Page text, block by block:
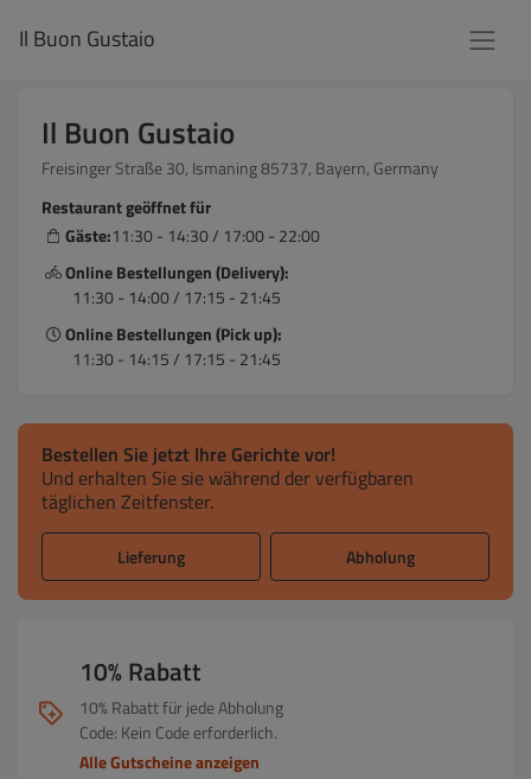
Il Buon Gustaio
Il Buon Gustaio
Freisinger Straße 30, Ismaning 85737, Bayern, Germany
Restaurant geöffnet für
Gäste:11:30 - 14:30 / 17:00 - 22:00
Online Bestellungen (Delivery):
11:30 - 14:00 / 17:15 - 21:45
Online Bestellungen (Pick up):
11:30 - 14:15 / 17:15 - 21:45
Bestellen Sie jetzt Ihre Gerichte vor!
Und erhalten Sie sie während der verfügbaren
täglichen Zeitfenster.
Lieferung Abholung
10% Rabatt
10% Rabatt für jede Abholung
Code: Kein Code erforderlich.
Alle Gutscheine anzeigen